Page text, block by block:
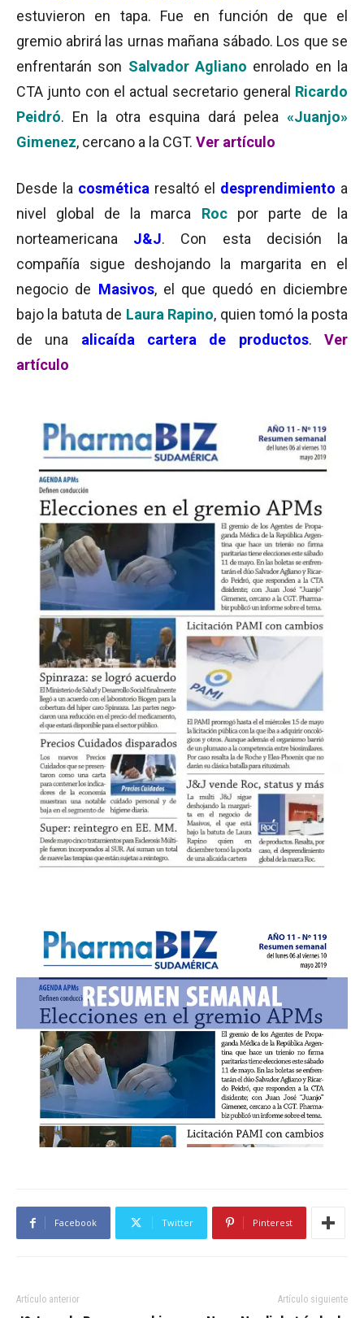
estuvieron en tapa. Fue en función de que el
gremio abrirá las urnas mañana sábado. Los que se
enfrentarán son Salvador Agliano enrolado en la
CTA junto con el actual secretario general Ricardo
Peidró. En la otra esquina dará pelea «Juanjo»
Gimenez, cercano a la CGT. Ver artículo
Desde la cosmética resaltó el desprendimiento a
nivel global de la marca Roc
por parte de la
norteamericana J&J. Con esta decisión la
compañía sigue deshojando la margarita en el
negocio de Masivos, el que quedó en diciembre
bajo la batuta de Laura Rapino, quien tomó la posta
de una alicaída cartera de productos.Ver
artículo
Facebook Twitter Pinterest
Artículo anterior Artículo siguiente